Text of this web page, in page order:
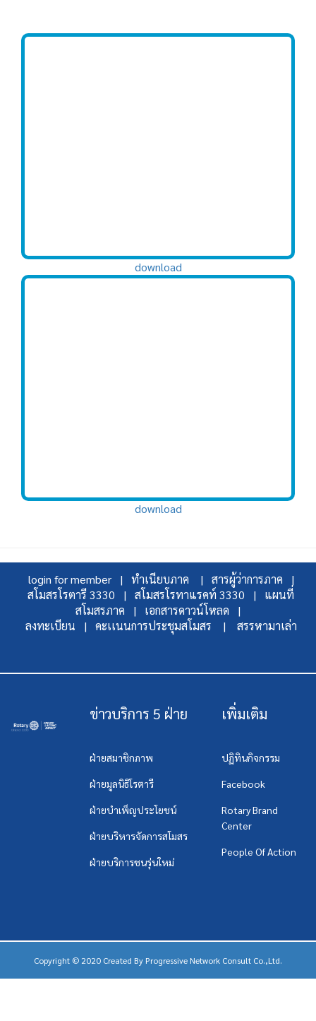
download
download
login for member | ทำเนียบภาค |
สารผู้ว่าการภาค |
สโมสรโรตารี 3330 |
สโมสรโรทาแรคท์ 3330 |
แผนที่
สโมสรภาค |
เอกสารดาวน์โหลด |
ลงทะเบียน |
คะเเนนการประชุมสโมสร | สรรหามาเล่า
ข่าวบริการ 5 ฝ่าย
ฝ่ายสมาชิกภาพ
ฝ่ายมูลนิธิโรตารี
ฝ่ายบำเพ็ญประโยชน์
ฝ่ายบริหารจัดการสโมสร
ฝ่ายบริการชนรุ่นใหม่
เพิ่มเติม
ปฏิทินกิจกรรม
Facebook
Rotary Brand
Center
People Of Action
Copyright © 2020 Created By Progressive Network Consult Co.,Ltd.